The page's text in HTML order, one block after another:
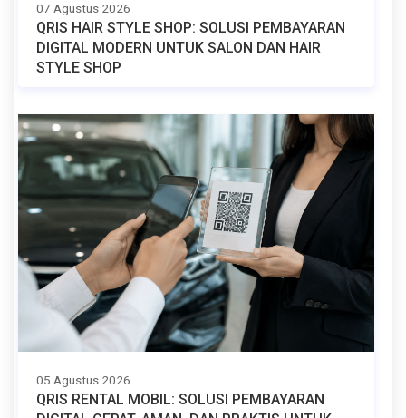
07 Agustus 2026
QRIS HAIR STYLE SHOP: SOLUSI PEMBAYARAN
DIGITAL MODERN UNTUK SALON DAN HAIR
STYLE SHOP
05 Agustus 2026
QRIS RENTAL MOBIL: SOLUSI PEMBAYARAN